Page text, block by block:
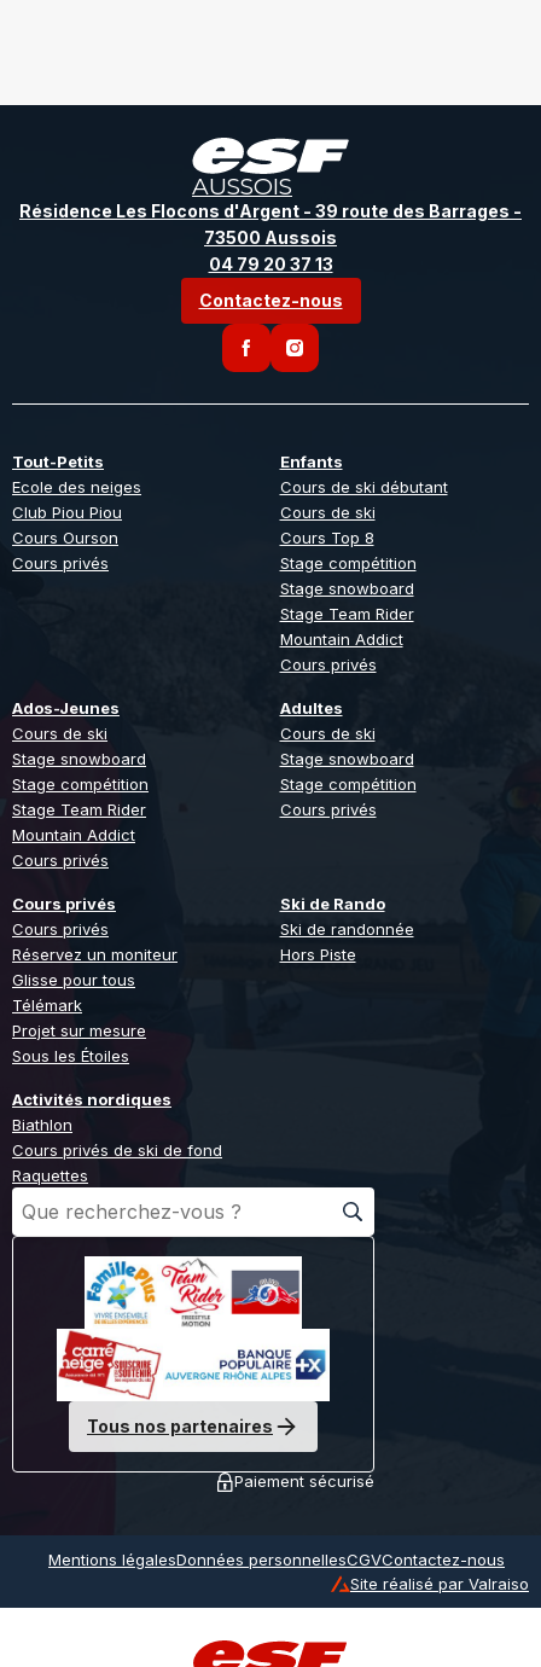
AUSSOIS
Résidence Les Flocons d'Argent - 39 route des Barrages -
73500 Aussois
04 79 20 37 13
Contactez-nous
Tout-Petits
Ecole des neiges
Club Piou Piou
Cours Ourson
Cours privés
Enfants
Cours de ski débutant
Cours de ski
Cours Top 8
Stage compétition
Stage snowboard
Stage Team Rider
Mountain Addict
Cours privés
Ados-Jeunes
Cours de ski
Stage snowboard
Stage compétition
Stage Team Rider
Mountain Addict
Cours privés
Adultes
Cours de ski
Stage snowboard
Stage compétition
Cours privés
Cours privés
Cours privés
Réservez un moniteur
Glisse pour tous
Télémark
Projet sur mesure
Sous les Étoiles
Ski de Rando
Ski de randonnée
Hors Piste
Activités nordiques
Biathlon
Cours privés de ski de fond
Raquettes
Tous nos partenaires
Paiement sécurisé
Mentions légalesDonnées personnellesCGVContactez-nous
Site réalisé par Valraiso